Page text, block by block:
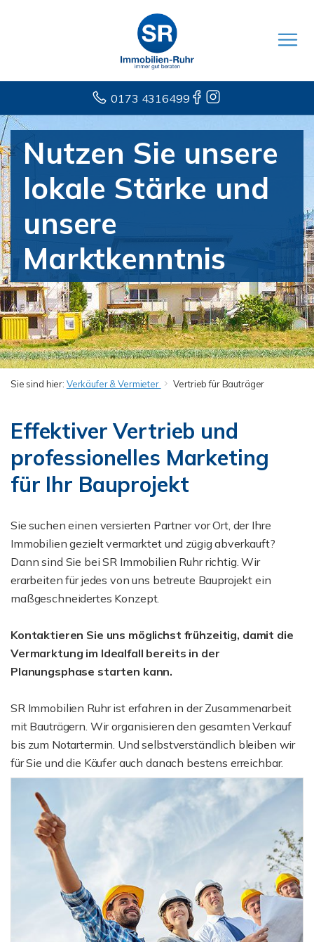
0173 4316499
Nutzen Sie unsere
lokale Stärke und
unsere
Marktkenntnis
Sie sind hier: Verkäufer & Vermieter Vertrieb für Bauträger
Effektiver Vertrieb und
professionelles Marketing
für Ihr Bauprojekt
Sie suchen einen versierten Partner vor Ort, der Ihre
Immobilien gezielt vermarktet und zügig abverkauft?
Dann sind Sie bei SR Immobilien Ruhr richtig. Wir
erarbeiten für jedes von uns betreute Bauprojekt ein
maßgeschneidertes Konzept.
Kontaktieren Sie uns möglichst frühzeitig, damit die
Vermarktung im Idealfall bereits in der
Planungsphase starten kann.
SR Immobilien Ruhr ist erfahren in der Zusammenarbeit
mit Bauträgern. Wir organisieren den gesamten Verkauf
bis zum Notartermin. Und selbstverständlich bleiben wir
für Sie und die Käufer auch danach bestens erreichbar.